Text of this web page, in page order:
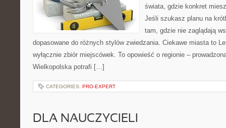
świata, gdzie konkret
Jeśli szukasz planu na
tam, gdzie nie zaglądają
dopasowane do różnych stylów zwiedzania. Ciekawe miasta to
wyłącznie zbiór miejscówek. To opowieść o regionie –
Wielkopolska potrafi […]
CATEGORIES: PRO-EXPERT
DLA NAUCZYCIELI